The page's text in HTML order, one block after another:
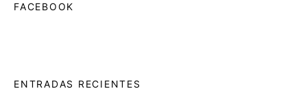
FACEBOOK
ENTRADAS RECIENTES